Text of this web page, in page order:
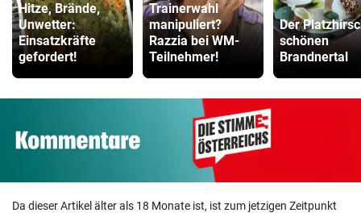
Hitze, Brände,
Unwetter:
Einsatzkräfte
gefordert!
Trainerwahl
manipuliert?
Razzia bei WM-
Teilnehmer!
Der
schönen
Brandnertal
Da dieser Artikel älter als 18 Monate ist, ist zum jetzigen Zeitpunkt